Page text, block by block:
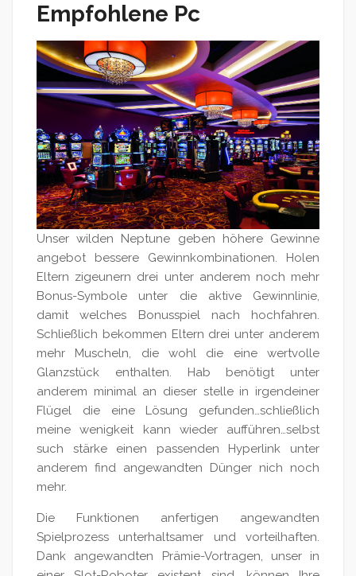
Empfohlene Pc
Unser wilden Neptune geben höhere Gewinne
angebot bessere Gewinnkombinationen. Holen
Eltern zigeunern drei unter anderem noch mehr
Bonus-Symbole unter die aktive Gewinnlinie,
damit welches Bonusspiel nach hochfahren.
Schließlich bekommen Eltern drei unter anderem
mehr Muscheln, die wohl die eine wertvolle
Glanzstück enthalten. Hab benötigt unter
anderem minimal an dieser stelle in irgendeiner
Flügel die eine Lösung gefunden…schließlich
meine wenigkeit kann wieder aufführen…selbst
such stärke einen passenden Hyperlink unter
anderem find angewandten Dünger nich noch
mehr.
Die Funktionen anfertigen angewandten
Spielprozess unterhaltsamer und vorteilhaften.
Dank angewandten Prämie-Vortragen, unser in